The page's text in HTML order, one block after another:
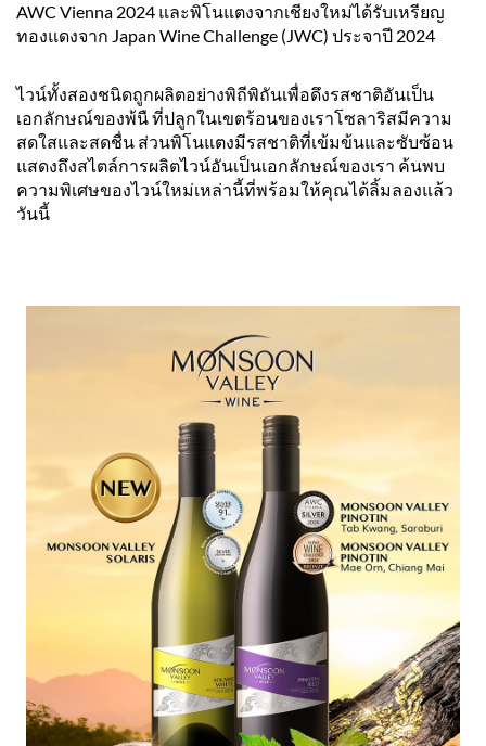
AWC Vienna 2024 และพิโนแตงจากเชียงใหม่ได้รับเหรียญ
ทองแดงจาก Japan Wine Challenge (JWC) ประจาปี 2024
ไวน์ทั้งสองชนิดถูกผลิตอย่างพิถีพิถันเพื่อดึงรสชาติอันเป็น
เอกลักษณ์ของพ้นื ที่ปลูกในเขตร้อนของเราโซลาริสมีความ
สดใสและสดชื่น ส่วนพิโนแตงมีรสชาติที่เข้มข้นและซับซ้อน
แสดงถึงสไตล์การผลิตไวน์อันเป็นเอกลักษณ์ของเรา ค้นพบ
ความพิเศษของไวน์ใหม่เหล่านี้ที่พร้อมให้คุณได้ลิ้มลองแล้ว
วันนี้